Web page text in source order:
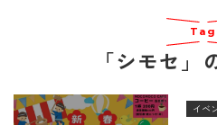
Tag
「シモセ」
イベ